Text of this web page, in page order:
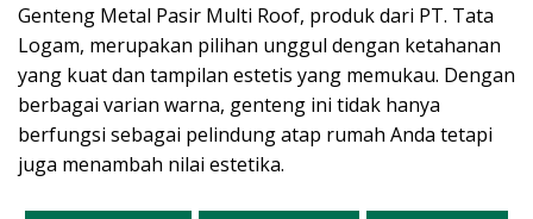
Genteng Metal Pasir Multi Roof, produk dari PT. Tata
Logam, merupakan pilihan unggul dengan ketahanan
yang kuat dan tampilan estetis yang memukau. Dengan
berbagai varian warna, genteng ini tidak hanya
berfungsi sebagai pelindung atap rumah Anda tetapi
juga menambah nilai estetika.